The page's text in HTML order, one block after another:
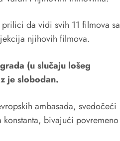
da vidi svih 11 filmova sa
njihovih filmova.
(u slučaju lošeg
je slobodan.
ambasada, svedočeći
bivajući povremeno